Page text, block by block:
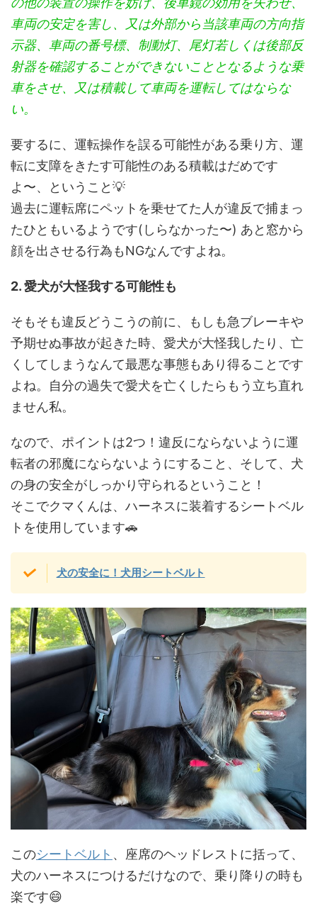
車両の安定を害し、又は外部から当該車両の方向指
示器、車両の番号標、制動灯、尾灯若しくは後部反
射器を確認することができないこととなるような乗
車をさせ、又は積載して車両を運転してはならな
い。
要するに、運転操作を誤る可能性がある乗り方、運
転に支障をきたす可能性のある積載はだめです
よ〜、ということ💡
過去に運転席にペットを乗せてた人が違反で捕まっ
たひともいるようです(しらなかった〜) あと窓から
顔を出させる行為もNGなんですよね。
2. 愛犬が大怪我する可能性も
そもそも違反どうこうの前に、もしも急ブレーキや
予期せぬ事故が起きた時、愛犬が大怪我したり、亡
くしてしまうなんて最悪な事態もあり得ることです
よね。自分の過失で愛犬を亡くしたらもう立ち直れ
ません私。
なので、ポイントは2つ！違反にならないように運
転者の邪魔にならないようにすること、そして、犬
の身の安全がしっかり守られるということ！
そこでクマくんは、ハーネスに装着するシートベル
トを使用しています🚗
犬の安全に！犬用シートベルト
このシートベルト 、座席のヘッドレストに括って、
犬のハーネスにつけるだけなので、乗り降りの時も
楽です😄